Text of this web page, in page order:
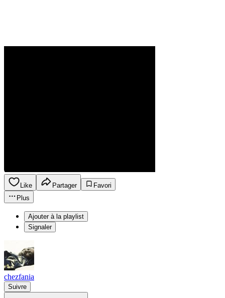
Like Partager
Favori
Plus
Ajouter à la playlist
Signaler
chezfania
Suivre